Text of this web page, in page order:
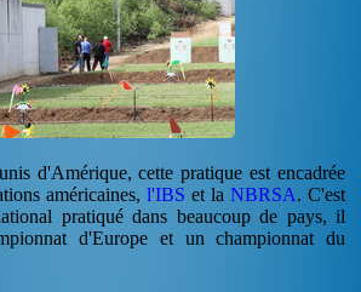
d'Amérique, cette pratique est encadrée
américaines, l'IBS et la NBRSA. C'est
pratiqué dans beaucoup de pays, il
d'Europe et un championnat du